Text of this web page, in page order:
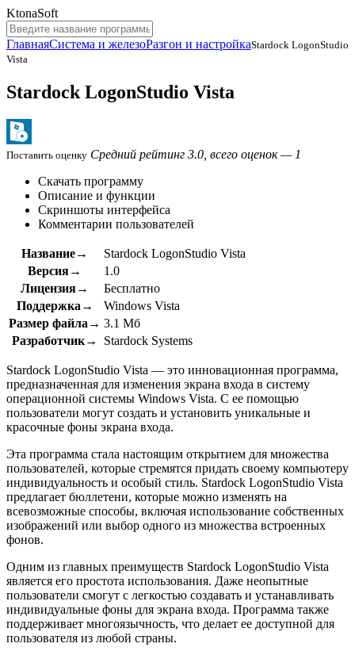
KtonaSoft
ГлавнаяСистема и железоРазгон и настройкаStardock LogonStudio
Vista
Stardock LogonStudio Vista
Поставить оценку Средний рейтинг 3.0, всего оценок — 1
Скачать программу
Описание и функции
Скриншоты интерфейса
Комментарии пользователей
Название→
Stardock LogonStudio Vista
Версия→
1.0
Лицензия→
Бесплатно
Поддержка→
Windows Vista
Размер файла→ 3.1 Мб
Разработчик→
Stardock Systems
Stardock LogonStudio Vista — это инновационная программа,
предназначенная для изменения экрана входа в систему
операционной системы Windows Vista. С ее помощью
пользователи могут создать и установить уникальные и
красочные фоны экрана входа.
Эта программа стала настоящим открытием для множества
пользователей, которые стремятся придать своему компьютеру
индивидуальность и особый стиль. Stardock LogonStudio Vista
предлагает бюллетени, которые можно изменять на
всевозможные способы, включая использование собственных
изображений или выбор одного из множества встроенных
фонов.
Одним из главных преимуществ Stardock LogonStudio Vista
является его простота использования. Даже неопытные
пользователи смогут с легкостью создавать и устанавливать
индивидуальные фоны для экрана входа. Программа также
поддерживает многоязычность, что делает ее доступной для
пользователя из любой страны.